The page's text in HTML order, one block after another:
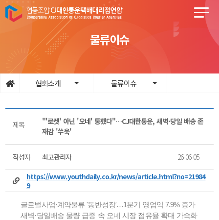
물류이슈
협회소개 물류이슈
제목
"'로켓' 아닌 '오네' 통했다"…CJ대한통운, 새벽·당일 배송 존
재감 '쑤욱'
작성자 최고관리자
26-06-05
https://www.youthdaily.co.kr/news/article.html?no=21984
9
글로벌사업·계약물류 '동반성장'…1분기 영업익 7.9% 증가
새벽·당일배송 물량 급증 속 오네 시장 점유율 확대 가속화